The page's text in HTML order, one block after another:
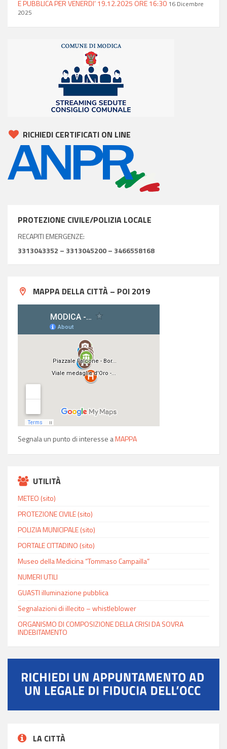
E PUBBLICA PER VENERDI’ 19.12.2025 ORE 16:30 16 Dicembre
2025
RICHIEDI CERTIFICATI ON LINE
PROTEZIONE CIVILE/POLIZIA LOCALE
RECAPITI EMERGENZE:
3313043352 – 3313045200 – 3466558168
MAPPA DELLA CITTÀ – POI 2019
Segnala un punto di interesse aMAPPA
UTILITÀ
METEO (sito)
PROTEZIONE CIVILE (sito)
POLIZIA MUNICIPALE (sito)
PORTALE CITTADINO (sito)
Museo della Medicina “Tommaso Campailla”
NUMERI UTILI
GUASTI illuminazione pubblica
Segnalazioni di illecito – whistleblower
ORGANISMO DI COMPOSIZIONE DELLA CRISI DA SOVRA
INDEBITAMENTO
LA CITTÀ